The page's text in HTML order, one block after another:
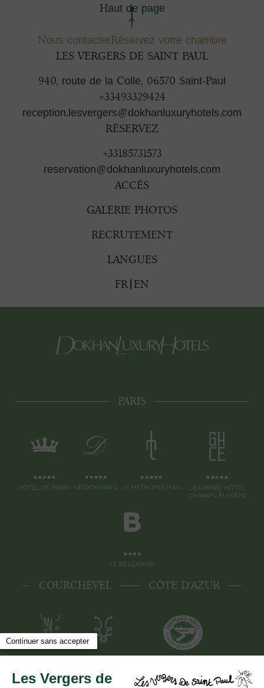
LES VERGERS DE SAINT PAUL
940, route de la Colle, 06570 Saint-Paul
+33493329424
reception.lesvergers@dokhanluxuryhotels.com
RÉSERVEZ
+33185731573
reservation@dokhanluxuryhotels.com
ACCÈS
GALERIE PHOTOS
RECRUTEMENT
LANGUES
FR EN
Nous contacterRéservez votre chambre
Haut de page
COURCHEVEL
PARIS
CÔTE D'AZUR